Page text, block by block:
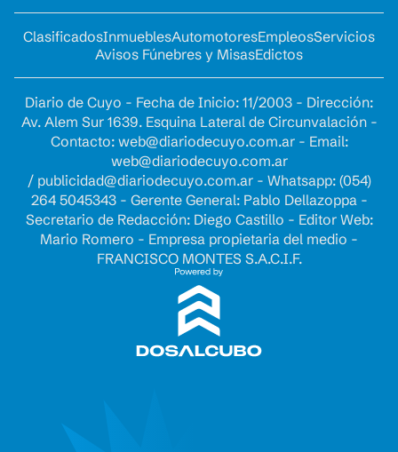
ClasificadosInmueblesAutomotoresEmpleosServicios
Avisos Fúnebres y MisasEdictos
Diario de Cuyo - Fecha de Inicio: 11/2003 - Dirección:
Av. Alem Sur 1639. Esquina Lateral de Circunvalación -
Contacto: web@diariodecuyo.com.ar- Email:
web@diariodecuyo.com.ar
/ publicidad@diariodecuyo.com.ar- Whatsapp: (054)
264 5045343 - Gerente General: Pablo Dellazoppa -
Secretario de Redacción: Diego Castillo - Editor Web:
Mario Romero - Empresa propietaria del medio -
FRANCISCO MONTES S.A.C.I.F.